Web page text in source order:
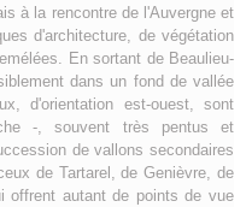
à la rencontre de l'Auvergne et
d'architecture, de végétation
En sortant de Beaulieu-
dans un fond de vallée
d'orientation est-ouest, sont
-, souvent très pentus et
de vallons secondaires
de Tartarel, de Genièvre, de
offrent autant de points de vue